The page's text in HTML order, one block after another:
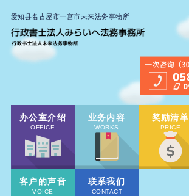
爱知县名古屋市一宫市未来法务事物所
办公室介绍
-OFFICE-
业务内容
-WORKS-
奖励清单
-PRICE-
客户的声音
-VOICE-
联系我们
-CONTACT-